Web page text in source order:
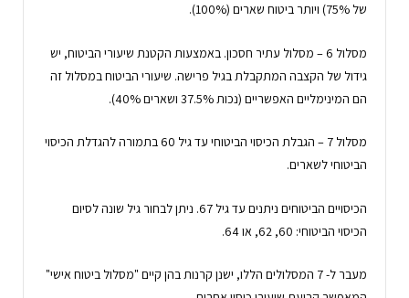
של 75%) ויותר ביטוח שארים (100%).
מסלול 6 – מסלול עתיר חסכון. באמצעות הקטנת שיעורי הביטוח, יש
גידול של הקצבה המתקבלת בגיל פרישה. שיעורי הביטוח במסלול זה
הם המינימליים האפשריים (נכות 37.5% ושארים 40%).
מסלול 7 – הגבלת הכיסוי הביטוחי עד גיל 60 בתמורה להגדלת הכיסוי
הביטוחי לשארים.
הכיסויים הביטוחים ניתנים עד גיל 67. ניתן לבחור גיל שונה לסיום
הכיסוי הביטוחי: 60, 62, או 64.
מעבר ל- 7 המסלולים הללו, ישנן קרנות בהן קיים "מסלול ביטוח אישי"